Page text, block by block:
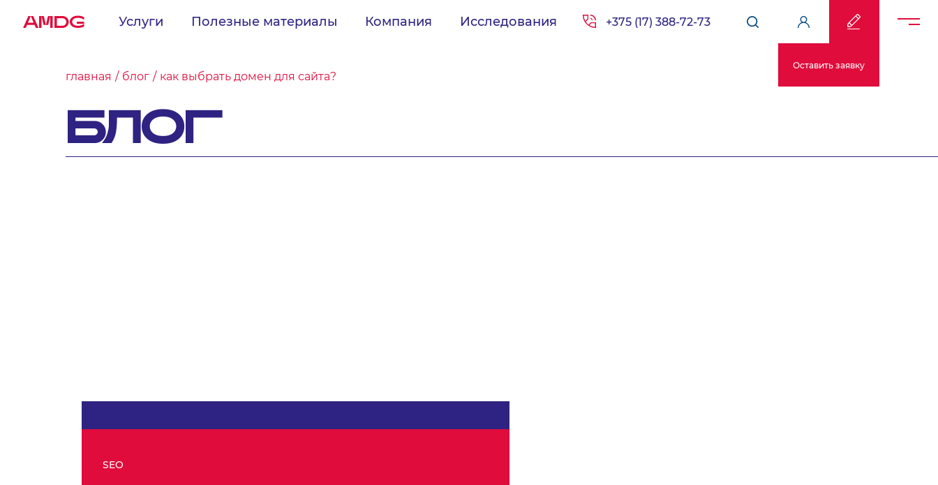
AMDG Услуги Полезные материалы Компания Исследования +375 (17) 388-72-73
Оставить заявку
главная блог как выбрать домен для сайта?
БЛОГ
SEO